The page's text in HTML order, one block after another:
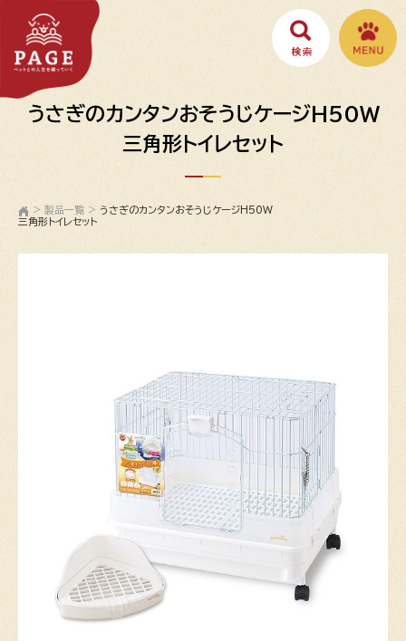
うさぎのカンタンおそうじケージH50W
三角形トイレセット
> 製品一覧 > うさぎのカンタンおそうじケージH50W
三角形トイレセット